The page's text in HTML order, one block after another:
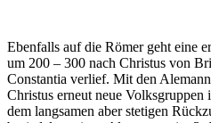
Ebenfalls auf die Römer geht eine
um 200 – 300 nach Christus von
Constantia verlief. Mit den
Christus erneut neue
dem langsamen aber stetigen